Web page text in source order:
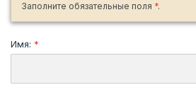
Заполните обязательные поля *.
Имя: *